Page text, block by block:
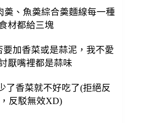
羮、魚羮綜合羮麵線每一種
材都給三塊
要加香菜或是蒜泥，我不愛
厭嘴裡都是蒜味
了香菜就不好吃了(拒絕反
反駁無效XD)